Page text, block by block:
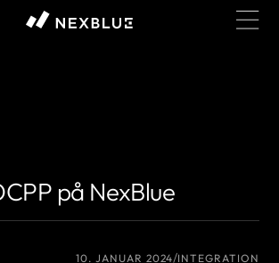
på NexBlue
10. JANUAR 2024 INTEGRATION